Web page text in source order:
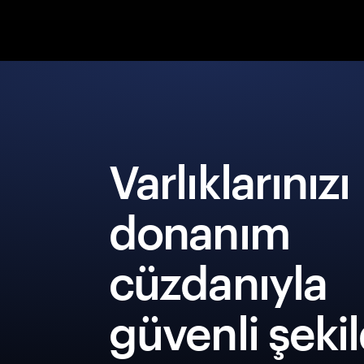
Varlıklarınızı
donanım
cüzdanıyla
güvenli